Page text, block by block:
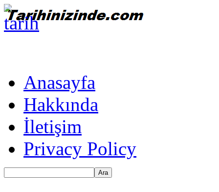
Anasayfa
Hakkında
İletişim
Privacy Policy
Ara